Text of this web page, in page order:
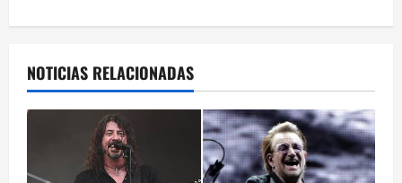
c
i
ó
NOTICIAS RELACIONADAS